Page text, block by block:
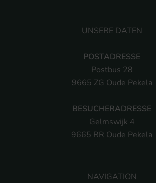
NAVIGATION
UNSERE DATEN
POSTADRESSE
Postbus 28
9665 ZG Oude Pekela
BESUCHERADRESSE
Gelmswijk 4
9665 RR Oude Pekela